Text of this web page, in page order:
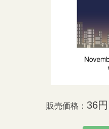
販売価格： 36円